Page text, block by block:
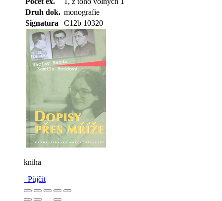
Druh dok. monografie
Signatura
C12b 10320
kniha
Půjčit